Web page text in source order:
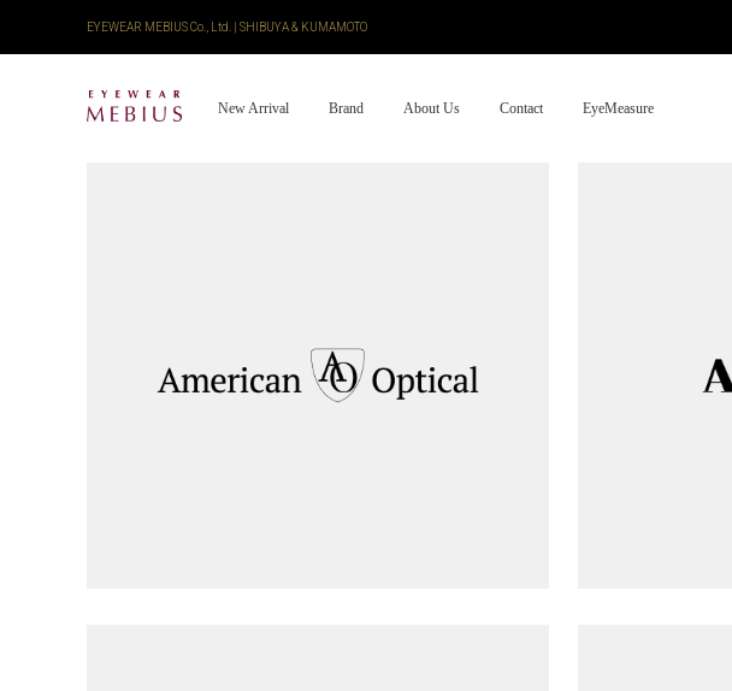
EYEWEAR MEBIUS Co., Ltd. | SHIBUYA & KUMAMOTO
New Arrival Brand About Us Contact EyeMeasure